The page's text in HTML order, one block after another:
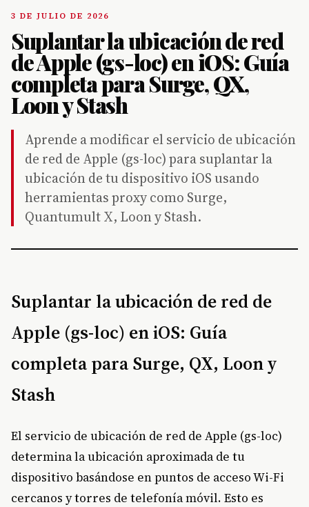
3 DE JULIO DE 2026
Suplantar la ubicación de red
de Apple (gs-loc) en iOS: Guía
completa para Surge, QX,
Loon y Stash
Aprende a modificar el servicio de ubicación
de red de Apple (gs-loc) para suplantar la
ubicación de tu dispositivo iOS usando
herramientas proxy como Surge,
Quantumult X, Loon y Stash.
Suplantar la ubicación de red de
Apple (gs-loc) en iOS: Guía
completa para Surge, QX, Loon y
Stash
El servicio de ubicación de red de Apple (gs-loc)
determina la ubicación aproximada de tu
dispositivo basándose en puntos de acceso Wi-Fi
cercanos y torres de telefonía móvil. Esto es